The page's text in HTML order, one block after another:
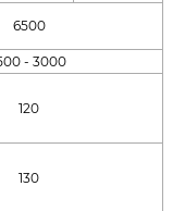
6500
- 3000
120
130